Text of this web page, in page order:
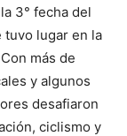
3° fecha del
lugar en la
más de
y algunos
desafiaron
ciclismo y